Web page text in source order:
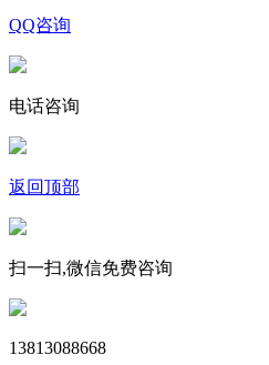
QQ咨询
电话咨询
返回顶部
扫一扫,微信免费咨询
13813088668